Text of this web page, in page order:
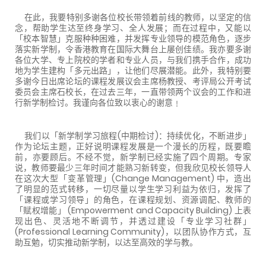
在此，我要特别多谢各位校长带领着前线的教师，以坚定的信
念，帮助学生达至终身学习、全人发展；而在过程中，又能以
「校本智慧」克服种种困难，并发挥专业领导的模范角色，逐步
落实新学制，令香港教育在国际大舞台上屡创佳绩。我亦要多谢
各位大学、专上院校的学者和专业人员，与我们携手合作，成功
地为学生建构「多元出路」，让他们尽展潜能。此外，我特别要
多谢今日出席论坛的课程发展议会主席杨教授、考评局公开考试
委员会主席石校长，在过去三年，一直带领两个议会的工作和进
行新学制检讨。我谨向各位致以衷心的谢意﹗
我们以「新学制学习旅程(中期检讨)：持续优化，不断进步」
作为论坛主题，正好说明课程发展是一个漫长的历程，既要瞻
前，亦要顾后。不经不觉，新学制已经实施了四个周期。专家
说，教师要最少三年时间才能熟习新转变，但我欣见校长领导人
在这次大型「变革管理」(Change Management) 中，造出
了明显的范式转移，一切尽量以学生学习利益为依归，发挥了
「课程或学习领导」的角色，在课程规划、资源调配、教师的
「赋权增能」 (Empowerment and Capacity Building) 上表
现出色、灵活地不断调节，并透过建设「专业学习社群」
(Professional Learning Community)，以团队协作方式，互
助互勉，切实推动新学制，以达至高效的学与教。